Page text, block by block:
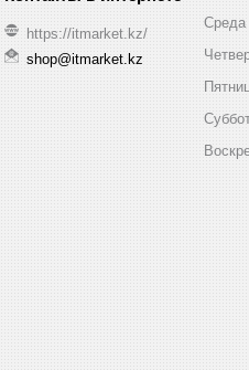
https://itmarket.kz/
shop@itmarket.kz
Среда